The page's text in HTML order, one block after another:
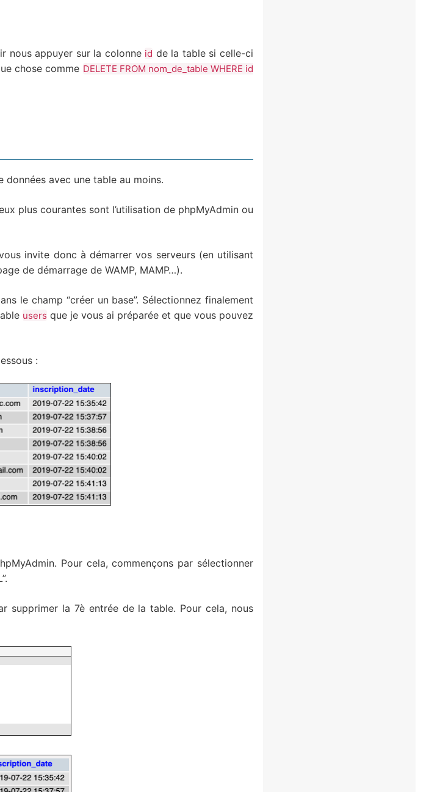
nous appuyer sur la colonne id de la table si celle-ci
chose comme DELETE FROM nom_de_table WHERE id
données avec une table au moins.
plus courantes sont l’utilisation de phpMyAdmin ou
invite donc à démarrer vos serveurs (en utilisant
de démarrage de WAMP, MAMP…).
le champ “créer un base”. Sélectionnez finalement
users que je vous ai préparée et que vous pouvez
:
Pour cela, commençons par sélectionner
supprimer la 7è entrée de la table. Pour cela, nous